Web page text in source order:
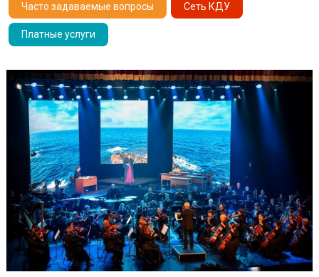
Часто задаваемые вопросы Сеть КДУ
Платные услуги